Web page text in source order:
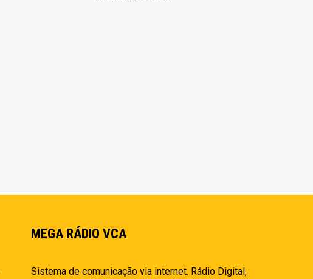
MEGA RÁDIO VCA
Sistema de comunicação via internet. Rádio Digital,